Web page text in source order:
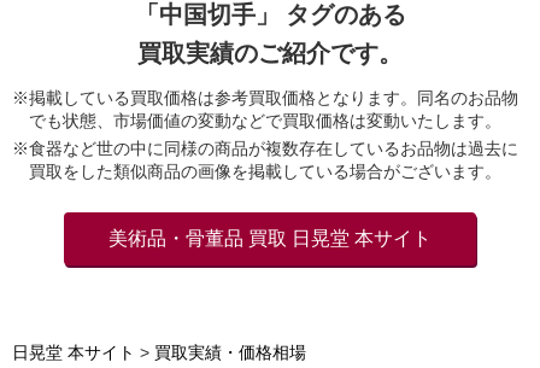
「中国切手」
タグのある
買取実績のご紹介です。
※掲載している買取価格は参考買取価格となります。同名のお品物
でも状態、市場価値の変動などで買取価格は変動いたします。
※食器など世の中に同様の商品が複数存在しているお品物は過去に
買取をした類似商品の画像を掲載している場合がございます。
美術品・骨董品 買取 日晃堂 本サイト
日晃堂 本サイト
買取実績・価格相場